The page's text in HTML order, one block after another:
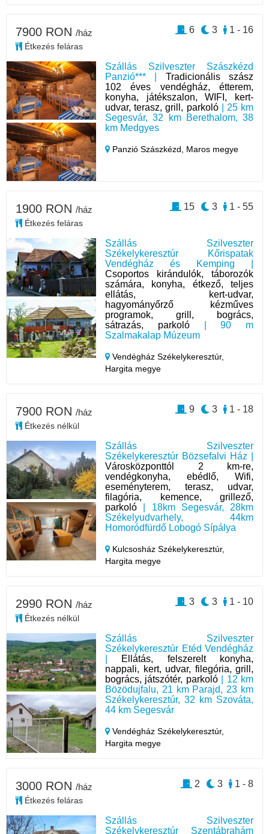
Szállás Szilveszter Szászkézd
Panzió*** | Tradicionális szász
102 éves vendégház, étterem,
konyha, játékszalon, WIFI, kert-
udvar, terasz, grill, parkoló| 25 km
Segesvár, 32 km Berethalom, 38
km Medgyes
Panzió Szászkézd, Maros megye
7900 RON /ház
Étkezés feláras
1 - 16
3
6
Szállás Szilveszter
Székelykeresztúr Kőrispatak
Vendégház és Kemping |
Csoportos kirándulók, táborozók
számára, konyha, étkező, teljes
ellátás, kert-udvar,
hagyományőrző kézműves
programok, grill, bogrács,
sátrazás, parkoló| 90 m
Szalmakalap Múzeum
Vendégház Székelykeresztúr,
Hargita megye
1900 RON /ház
Étkezés feláras
1 - 55
3
15
Szállás Szilveszter
Székelykeresztúr Bözsefalvi Ház |
Városközponttól 2 km-re,
vendégkonyha, ebédlő, Wifi,
eseményterem, terasz, udvar,
filagória, kemence, grillező,
parkoló | 18km Segesvár, 28km
Székelyudvarhely, 44km
Homoródfürdő Lobogó Sípálya
Kulcsosház Székelykeresztúr,
Hargita megye
7900 RON /ház
Étkezés nélkül
1 - 18
3
9
Szállás Szilveszter
Székelykeresztúr Etéd Vendégház
Ellátás, felszerelt konyha,
nappali, kert, udvar, filegória, grill,
bogrács, játszótér, parkoló| 12 km
Bözödujfalu, 21 km Parajd, 23 km
Székelykeresztúr, 32 km Szováta,
44 km Segesvár
Vendégház Székelykeresztúr,
Hargita megye
2990 RON /ház
Étkezés nélkül
1 - 10
3
3
Szállás Szilveszter
Székelykeresztúr Szentábrahám
3000 RON /ház
Étkezés feláras
1 - 8
3
2